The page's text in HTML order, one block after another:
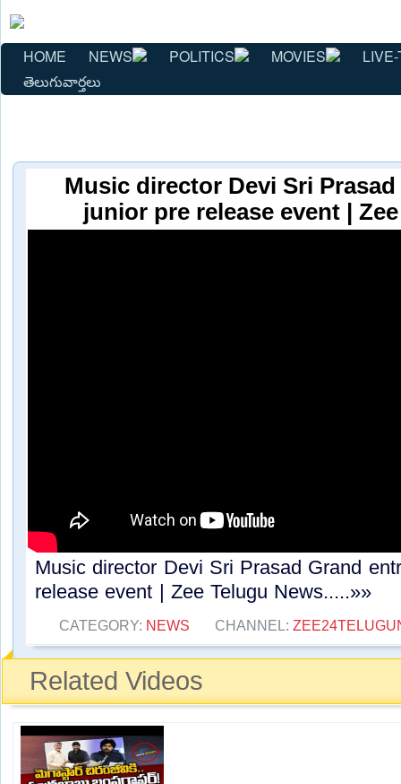
HOME NEWS POLITICS MOVIES
తెలుగువార్తలు
Music director Devi Sri
junior pre release event |
Music director Devi Sri Prasad Grand
release event | Zee Telugu News.....»»
CATEGORY: NEWS CHANNEL:
Related Videos